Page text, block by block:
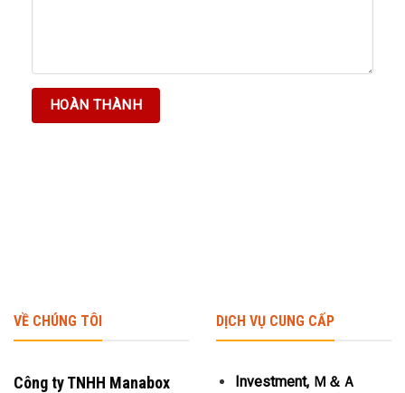
VỀ CHÚNG TÔI
Công ty TNHH Manabox
DỊCH VỤ CUNG CẤP
Investment, Ｍ＆Ａ